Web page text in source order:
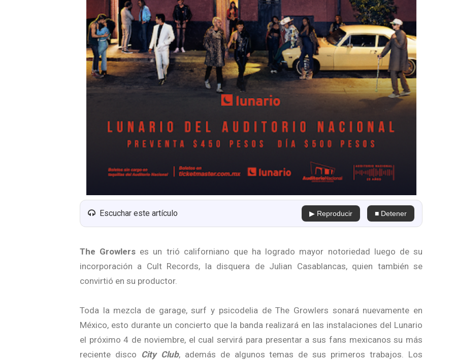
Escuchar este artículo ▶ Reproducir ■ Detener
The Growlers es un trió californiano que ha logrado mayor notoriedad luego de su
incorporación a Cult Records, la disquera de Julian Casablancas, quien también se
convirtió en su productor.
Toda la mezcla de garage, surf y psicodelia de The Growlers sonará nuevamente en
México, esto durante un concierto que la banda realizará en las instalaciones del Lunario
el próximo 4 de noviembre, el cual servirá para presentar a sus fans mexicanos su más
reciente disco City Club, además de algunos temas de sus primeros trabajos. Los